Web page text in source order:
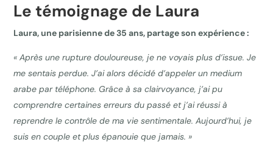
Le témoignage de Laura
Laura, une parisienne de 35 ans, partage son expérience :
« Après une rupture douloureuse, je ne voyais plus d’issue. Je
me sentais perdue. J’ai alors décidé d’appeler un medium
arabe par téléphone. Grâce à sa clairvoyance, j’ai pu
comprendre certaines erreurs du passé et j’ai réussi à
reprendre le contrôle de ma vie sentimentale. Aujourd’hui, je
suis en couple et plus épanouie que jamais. »